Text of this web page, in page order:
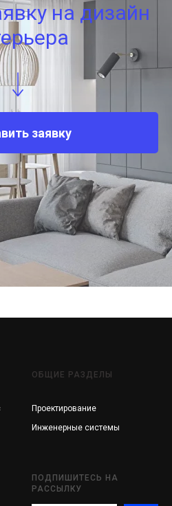
на дизайн
заявку
ОБЩИЕ РАЗДЕЛЫ
Проектирование
Инженерные системы
ПОДПИШИТЕСЬ НА
РАССЫЛКУ